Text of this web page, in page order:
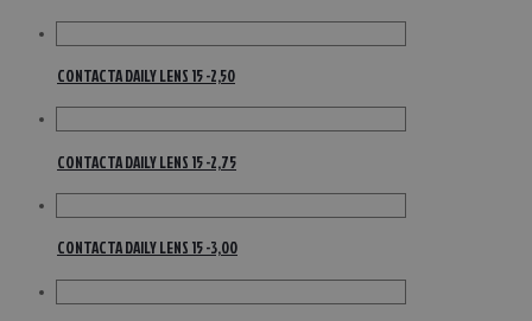
CONTACTA DAILY LENS 15 -2,50
CONTACTA DAILY LENS 15 -2,75
CONTACTA DAILY LENS 15 -3,00